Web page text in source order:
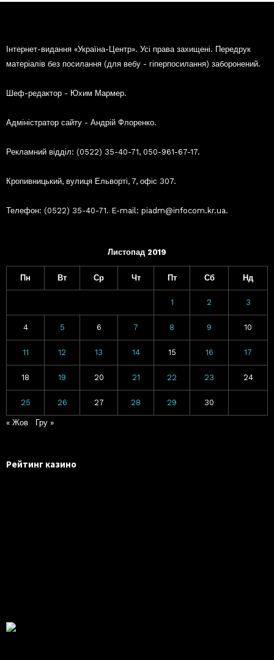
Інтернет-видання «Україна-Центр». Усі права захищені. Передрук
матеріалів без посилання (для вебу - гіперпосилання) заборонений.
Шеф-редактор - Юхим Мармер.
Адміністратор сайту - Андрій Флоренко.
Рекламний відділ: (0522) 35-40-71, 050-961-67-17.
Кропивницький, вулиця Ельворті, 7, офіс 307.
Телефон: (0522) 35-40-71. E-mail: piadm@infocom.kr.ua.
Листопад 2019
Пн Вт Ср Чт Пт Сб Нд
1 2 3
4 5 6 7 8 9 10
11 12 13 14 15 16 17
18 19 20 21 22 23 24
25 26 27 28 29 30
« Жов Гру »
Рейтинг казино